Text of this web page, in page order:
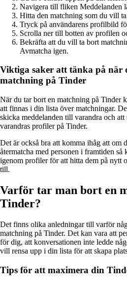
Navigera till fliken Meddelanden
Hitta den matchning som du vill
Tryck på användarens profilbild
Scrolla ner till botten av profilen
Bekräfta att du vill ta bort
Avmatcha igen.
Viktiga saker att tänka på när
matchning på Tinder
När du tar bort en matchning på Tinder
att finnas i din lista över matchningar.
skicka meddelanden till varandra och
varandras profiler på Tinder.
Det är också bra att komma ihåg att om
återmatcha med personen i framtiden så
igenom profiler för att hitta dem på nytt
till.
Varför tar man bort en
Tinder?
Det finns olika anledningar till varför
matchning på Tinder. Det kan vara att
för dig, att konversationen inte ledde
vill rensa upp i din lista för att skapa
Tips för att maximera din